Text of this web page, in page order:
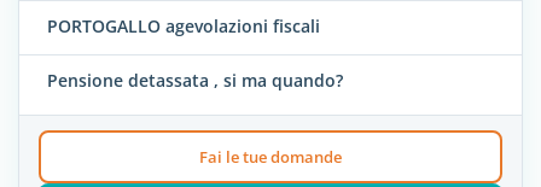
PORTOGALLO agevolazioni fiscali
Pensione detassata , si ma quando?
Fai le tue domande